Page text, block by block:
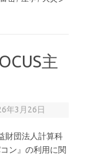
主
年3月26日
財団法人計算科
ン』の利用に関